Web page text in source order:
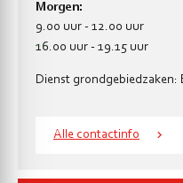
Morgen:
9.00 uur - 12.00 uur
en
16.00 uur - 19.15 uur
Dienst grondgebiedzaken:
Alle contactinfo